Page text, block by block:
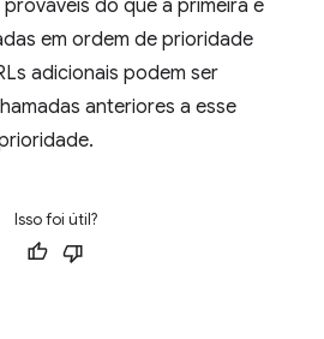
do que a primeira e
em ordem de prioridade
adicionais podem ser
anteriores a esse
Isso foi útil?